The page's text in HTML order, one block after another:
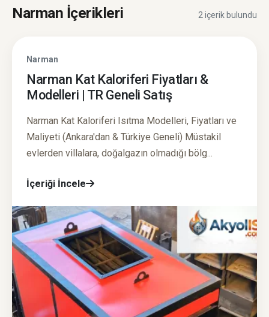
Narman İçerikleri 2 içerik bulundu
Narman
Narman Kat Kaloriferi Fiyatları &
Modelleri | TR Geneli Satış
Narman Kat Kaloriferi Isıtma Modelleri, Fiyatları ve
Maliyeti (Ankara'dan & Türkiye Geneli) Müstakil
evlerden villalara, doğalgazın olmadığı bölg...
İçeriği İncele